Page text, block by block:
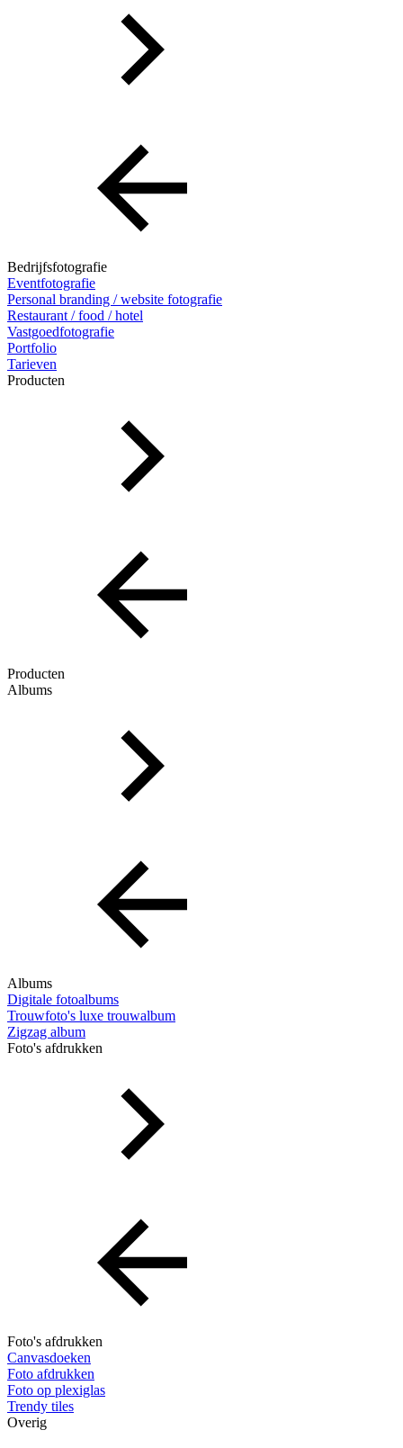
Bedrijfsfotografie
Eventfotografie
Personal branding / website fotografie
Restaurant / food / hotel
Vastgoedfotografie
Portfolio
Tarieven
Producten
Producten
Albums
Albums
Digitale fotoalbums
Trouwfoto's luxe trouwalbum
Zigzag album
Foto's afdrukken
Foto's afdrukken
Canvasdoeken
Foto afdrukken
Foto op plexiglas
Trendy tiles
Overig